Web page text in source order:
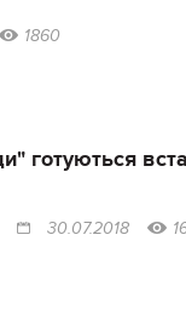
1860
готуються
30.07.2018